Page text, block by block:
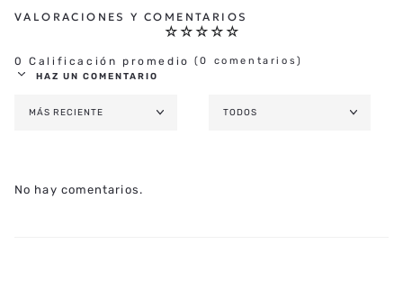
☆ ☆ ☆ ☆ ☆
0 Calificación promedio (0 comentarios)
HAZ UN COMENTARIO
MÁS RECIENTE TODOS
No hay comentarios.